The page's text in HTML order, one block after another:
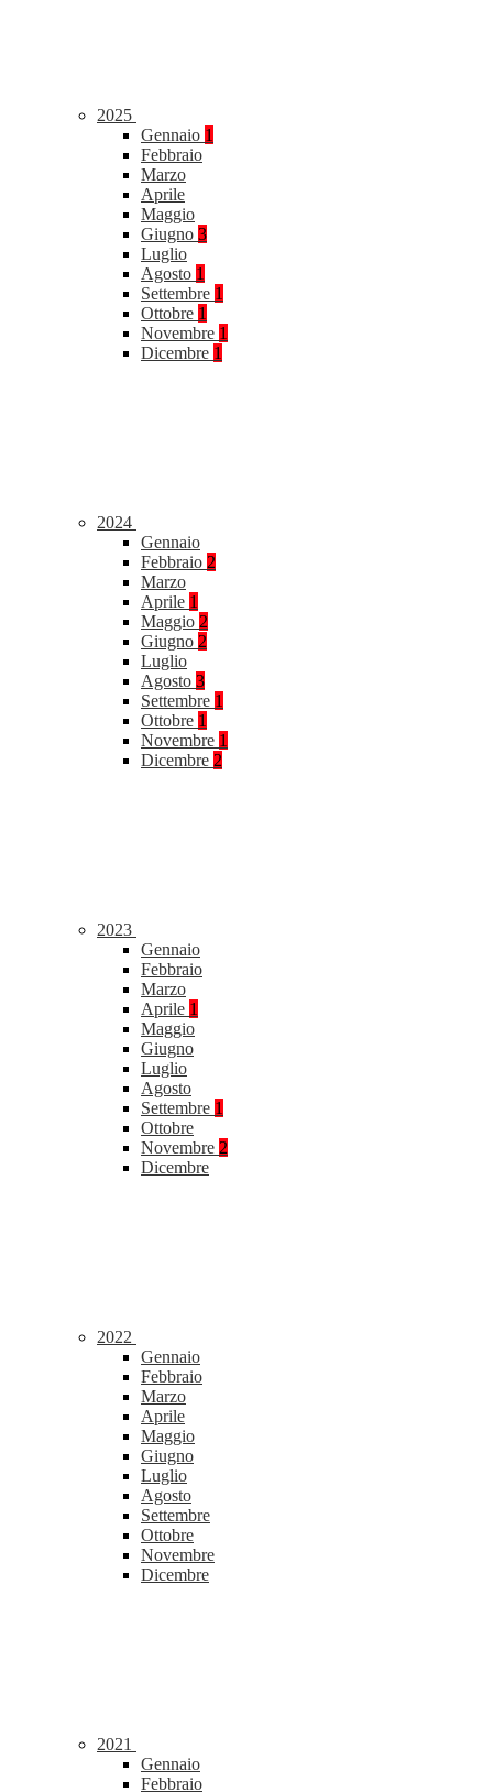
2025
Gennaio 1
Febbraio
Marzo
Aprile
Maggio
Giugno 3
Luglio
Agosto 1
Settembre 1
Ottobre 1
Novembre 1
Dicembre 1
2024
Gennaio
Febbraio 2
Marzo
Aprile 1
Maggio 2
Giugno 2
Luglio
Agosto 3
Settembre 1
Ottobre 1
Novembre 1
Dicembre 2
2023
Gennaio
Febbraio
Marzo
Aprile 1
Maggio
Giugno
Luglio
Agosto
Settembre 1
Ottobre
Novembre 2
Dicembre
2022
Gennaio
Febbraio
Marzo
Aprile
Maggio
Giugno
Luglio
Agosto
Settembre
Ottobre
Novembre
Dicembre
2021
Gennaio
Febbraio